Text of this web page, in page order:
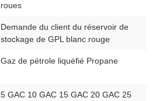
roues
Demande du client du réservoir de
stockage de GPL blanc rouge
Gaz de pétrole liquéfié Propane
5 GAC 10 GAC 15 GAC 20 GAC 25